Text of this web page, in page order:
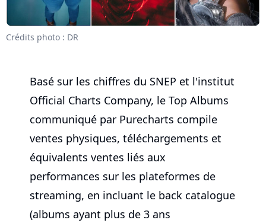
Crédits photo : DR
Basé sur les chiffres du SNEP et l'institut
Official Charts Company, le Top Albums
communiqué par Purecharts compile
ventes physiques, téléchargements et
équivalents ventes liés aux
performances sur les plateformes de
streaming, en incluant le back catalogue
(albums ayant plus de 3 ans